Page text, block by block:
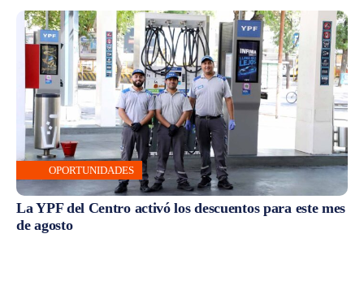
OPORTUNIDADES
La YPF del Centro activó los descuentos para este mes
de agosto